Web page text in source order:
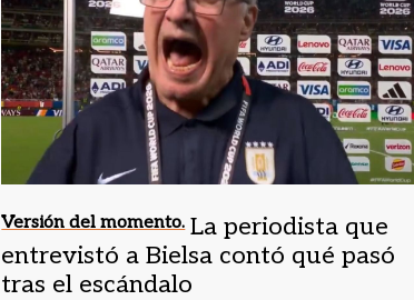
Versión del momento. La periodista que
entrevistó a Bielsa contó qué pasó
tras el escándalo